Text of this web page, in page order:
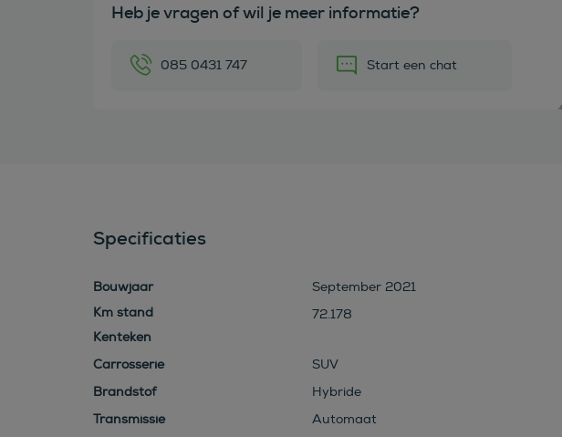
Heb je vragen of wil je meer informatie?
085 0431 747 Start een chat
Specificaties
Bouwjaar
September 2021
72.178
Kenteken
Carrosserie
SUV
Brandstof
Hybride
Transmissie
Automaat